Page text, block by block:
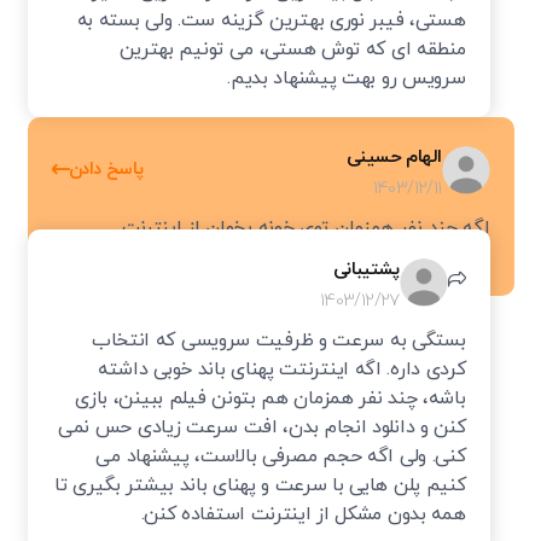
می‌کنند.
در نتیجه، با وجود اینکه قیمت اینترنت پرسرعت بالاتر است،
پایداری و کاهش تاخیر، همچنان این نوع سرویس را انتخاب
می‌کنند.
چگونه کیفیت اینترنت پرسرعت را در خانه
تضمین کنیم؟
برای تضمین کیفیت و پایداری اینترنت پرسرعت در خانه، باید به
چند عامل مهم توجه داشت. با رعایت نکات زیر می‌توانید تجربه
بهتری از اینترنت خود داشته باشید:
تجهیزات به‌روز و محل مودم
استفاده از مودم یا روتر جدید و باکیفیت، سیگنال قوی‌تری را
هستی، فیبر نوری بهترین گزینه ست. ولی بسته به
منطقه ای که توش هستی، می تونیم بهترین
سرویس رو بهت پیشنهاد بدیم.
الهام حسینی
1403/12/11
پاسخ دادن
اگه چند نفر همزمان توی خونه بخوان از اینترنت
پرسرعت استفاده کنن، افت سرعت پیدا می کنه؟
پشتیبانی
1403/12/27
بستگی به سرعت و ظرفیت سرویسی که انتخاب
کردی داره. اگه اینترنتت پهنای باند خوبی داشته
باشه، چند نفر همزمان هم بتونن فیلم ببینن، بازی
کنن و دانلود انجام بدن، افت سرعت زیادی حس نمی
کنی. ولی اگه حجم مصرفی بالاست، پیشنهاد می
کنیم پلن هایی با سرعت و پهنای باند بیشتر بگیری تا
همه بدون مشکل از اینترنت استفاده کنن.